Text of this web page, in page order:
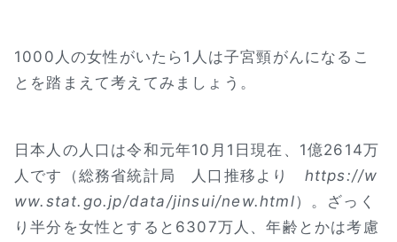
1000人の女性がいたら1人は子宮頸がんになるこ
とを踏まえて考えてみましょう。
日本人の人口は令和元年10月1日現在、1億2614万
人です（総務省統計局 人口推移より https://w
ww.stat.go.jp/data/jinsui/new.html）。ざっく
り半分を女性とすると6307万人、年齢とかは考慮